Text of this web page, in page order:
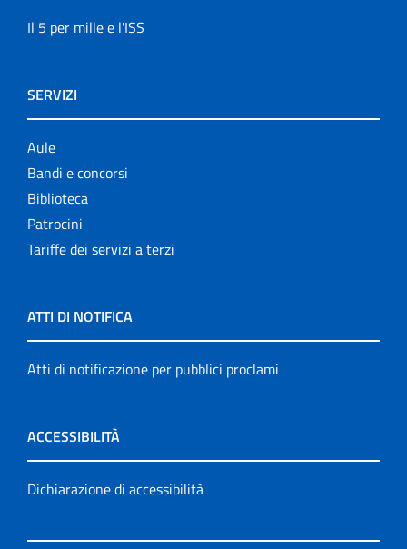
Il 5 per mille e l'ISS
SERVIZI
Aule
Bandi e concorsi
Biblioteca
Patrocini
Tariffe dei servizi a terzi
ATTI DI NOTIFICA
Atti di notificazione per pubblici proclami
ACCESSIBILITÀ
Dichiarazione di accessibilità